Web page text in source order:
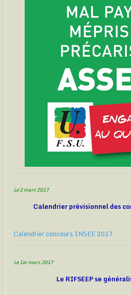
Le 2 mars 2017
Calendrier prévisionnel des
Calendrier concours INSEE 2017
Le 1er mars 2017
Le RIFSEEP se